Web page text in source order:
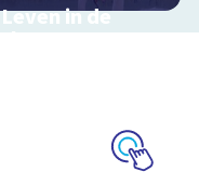
Leven in de
sloot